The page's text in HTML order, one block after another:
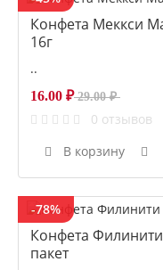
Конфета Меккси
16г
..
29.00 ₽
16.00 ₽
0 отзывов
В корзину
-78%
Конфета
пакет